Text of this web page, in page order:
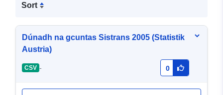
Sort
Dúnadh na gcuntas Sistrans 2005 (Statistik
Austria)
CSV - 0